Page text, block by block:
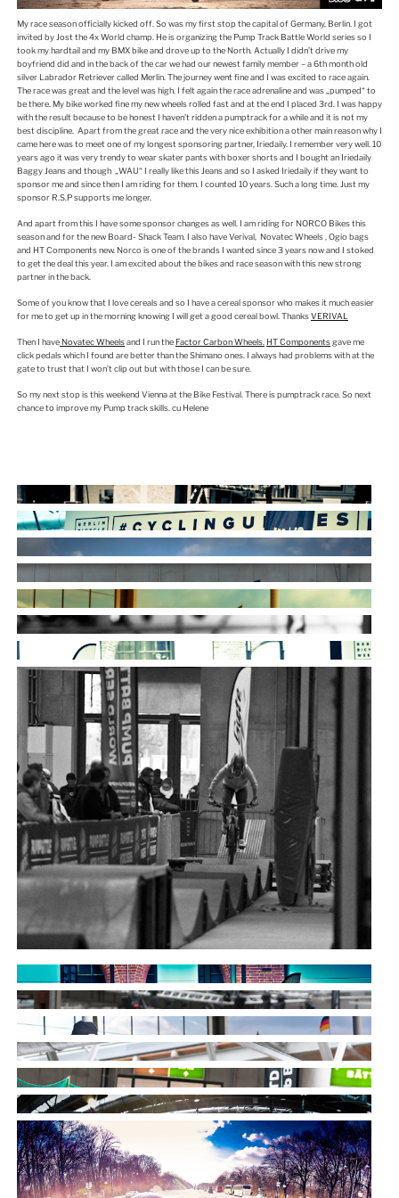
My race season officially kicked off. So was my first stop the capital of Germany, Berlin. I got
invited by Jost the 4x World champ. He is organizing the Pump Track Battle World series so I
took my hardtail and my BMX bike and drove up to the North. Actually I didn’t drive my
boyfriend did and in the back of the car we had our newest family member – a 6th month old
silver Labrador Retriever called Merlin. The journey went fine and I was excited to race again.
The race was great and the level was high. I felt again the race adrenaline and was „pumped“ to
be there. My bike worked fine my new wheels rolled fast and at the end I placed 3rd. I was happy
with the result because to be honest I haven’t ridden a pumptrack for a while and it is not my
best discipline. Apart from the great race and the very nice exhibition a other main reason why I
came here was to meet one of my longest sponsoring partner, Iriedaily. I remember very well. 10
years ago it was very trendy to wear skater pants with boxer shorts and I bought an Iriedaily
Baggy Jeans and though „WAU“ I really like this Jeans and so I asked Iriedaily if they want to
sponsor me and since then I am riding for them. I counted 10 years. Such a long time. Just my
sponsor R.S.P supports me longer.
And apart from this I have some sponsor changes as well. I am riding for NORCO Bikes this
season and for the new Board- Shack Team. I also have Verival, Novatec Wheels , Ogio bags
and HT Components new. Norco is one of the brands I wanted since 3 years now and I stoked
to get the deal this year. I am excited about the bikes and race season with this new strong
partner in the back.
Some of you know that I love cereals and so I have a cereal sponsor who makes it much easier
for me to get up in the morning knowing I will get a good cereal bowl. ThanksVERIVAL
Then I haveNovatec Wheelsand I run the Factor Carbon Wheels. HT Componentsgave me
click pedals which I found are better than the Shimano ones. I always had problems with at the
gate to trust that I won’t clip out but with those I can be sure.
So my next stop is this weekend Vienna at the Bike Festival. There is pumptrack race. So next
chance to improve my Pump track skills. cu Helene